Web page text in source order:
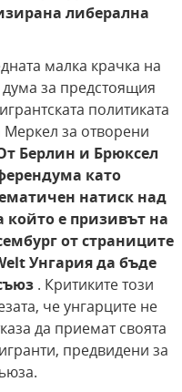
либерална
малка крачка на
за предстоящия
политиката
Меркел за отворени
Берлин и Брюксел
като
натиск над
е призивът на
от страниците
Унгария да бъде
. Критиките този
че унгарците не
да приемат своята
предвидени за